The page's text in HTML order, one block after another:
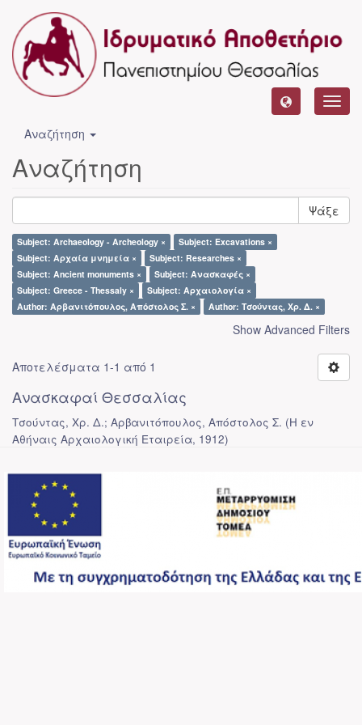
Αναζήτηση
Αναζήτηση
Ψάξε
Subject: Archaeology - Archeology ×
Subject: Excavations ×
Subject: Αρχαία μνημεία ×
Subject: Researches ×
Subject: Ancient monuments ×
Subject: Ανασκαφές ×
Subject: Greece - Thessaly ×
Subject: Αρχαιολογία ×
Author: Αρβανιτόπουλος, Απόστολος Σ. ×
Author: Τσούντας, Χρ. Δ. ×
Show Advanced Filters
Αποτελέσματα 1-1 από 1
Ανασκαφαί Θεσσαλίας
Τσούντας, Χρ. Δ.; Αρβανιτόπουλος, Απόστολος Σ. (Η εν
Αθήναις Αρχαιολογική Εταιρεία, 1912)